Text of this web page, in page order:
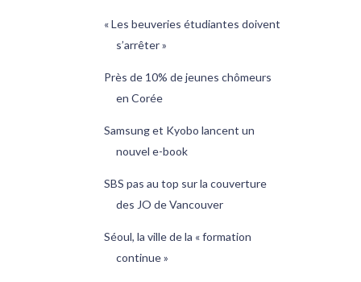
« Les beuveries étudiantes doivent
s’arrêter »
Près de 10% de jeunes chômeurs
en Corée
Samsung et Kyobo lancent un
nouvel e-book
SBS pas au top sur la couverture
des JO de Vancouver
Séoul, la ville de la « formation
continue »